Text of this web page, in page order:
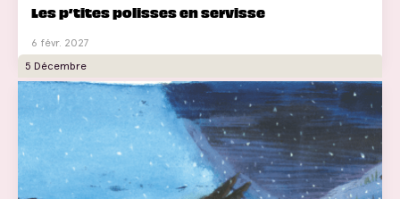
Les p’tites polisses en servisse
6 févr. 2027
5 Décembre